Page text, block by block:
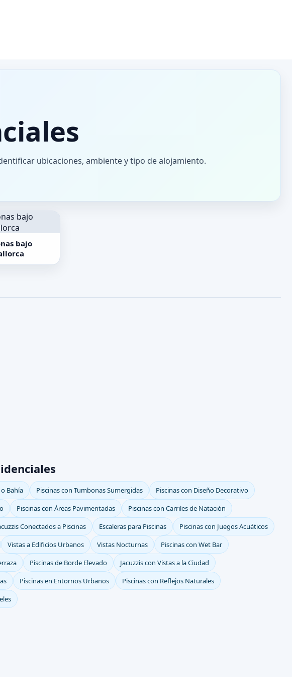
ubicaciones, ambiente y tipo de alojamiento.
bajo
Bahía Piscinas con Tumbonas Sumergidas
Piscinas con Diseño Decorativo
Piscinas con Áreas Pavimentadas
Piscinas con Carriles de Natación
Conectados a Piscinas Escaleras para Piscinas
Piscinas con Juegos Acuáticos
Vistas a Edificios Urbanos Vistas Nocturnas
Piscinas con Wet Bar
Piscinas de Borde Elevado
Jacuzzis con Vistas a la Ciudad
Piscinas en Entornos Urbanos
Piscinas con Reflejos Naturales